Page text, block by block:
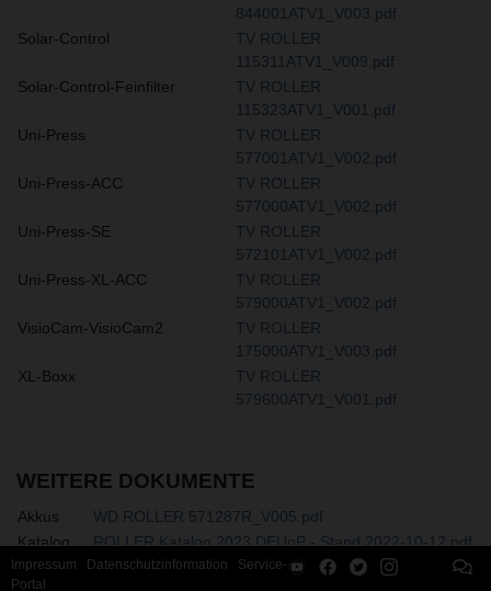
844001ATV1_V003.pdf
Solar-Control
TV ROLLER
115311ATV1_V009.pdf
Solar-Control-Feinfilter
TV ROLLER
115323ATV1_V001.pdf
Uni-Press
TV ROLLER
577001ATV1_V002.pdf
Uni-Press-ACC
TV ROLLER
577000ATV1_V002.pdf
Uni-Press-SE
TV ROLLER
572101ATV1_V002.pdf
Uni-Press-XL-ACC
TV ROLLER
579000ATV1_V002.pdf
VisioCam-VisioCam2
TV ROLLER
175000ATV1_V003.pdf
XL-Boxx
TV ROLLER
579600ATV1_V001.pdf
WEITERE DOKUMENTE
Akkus
WD ROLLER 571287R_V005.pdf
Katalog
ROLLER Katalog 2023 DEUoP - Stand 2022-10-12.pdf
Impressum Datenschutzinformation
Service-
Portal